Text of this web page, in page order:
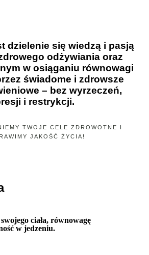
dzielenie się wiedzą i pasją
odżywiania oraz
w osiąganiu równowagi
świadome i zdrowsze
– bez wyrzeczeń,
i restrykcji.
TWOJE CELE ZDROWOTNE I
JAKOŚĆ ŻYCIA!
ciała, równowagę
w jedzeniu.